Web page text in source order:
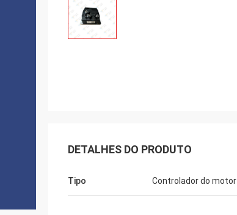
DETALHES DO PRODUTO
Tipo Controlador do motor